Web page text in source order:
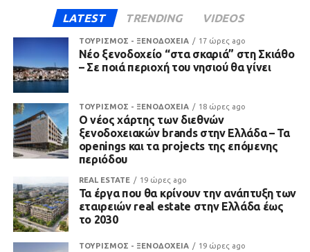
LATEST TRENDING VIDEOS
ΤΟΥΡΙΣΜΟΣ - ΞΕΝΟΔΟΧΕΙΑ 17 ώρες ago
Νέο ξενοδοχείο “στα σκαριά” στη Σκιάθο
– Σε ποιά περιοχή του νησιού θα γίνει
ΤΟΥΡΙΣΜΟΣ - ΞΕΝΟΔΟΧΕΙΑ 18 ώρες ago
Ο νέος χάρτης των διεθνών
ξενοδοχειακών brands στην Ελλάδα – Τα
openings και τα projects της επόμενης
περιόδου
REAL ESTATE 19 ώρες ago
Τα έργα που θα κρίνουν την ανάπτυξη των
εταιρειών real estate στην Ελλάδα έως
το 2030
ΤΟΥΡΙΣΜΟΣ - ΞΕΝΟΔΟΧΕΙΑ 19 ώρες ago